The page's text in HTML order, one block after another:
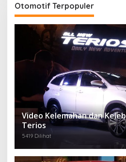
Otomotif Terpopuler
Video Kelemahan dan
Terios
5419 Dilihat